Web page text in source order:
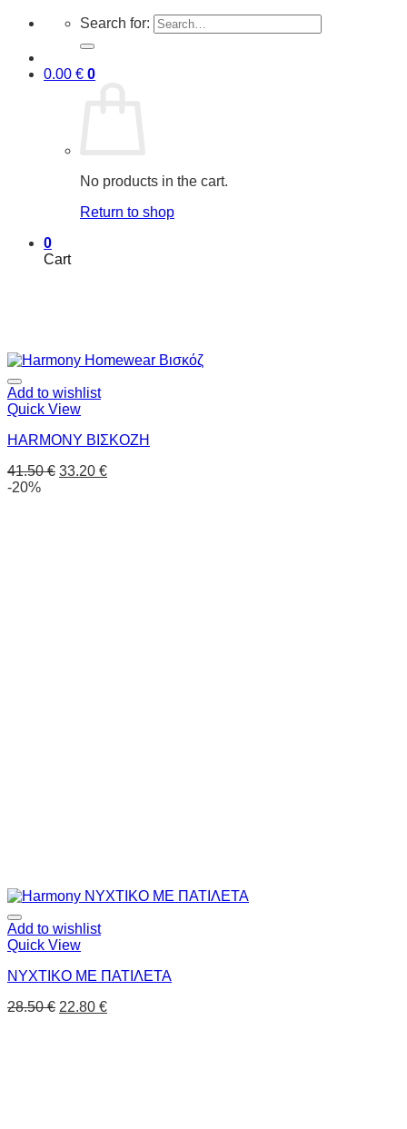
Search for:
0.00 € 0
No products in the cart.
Return to shop
0
Cart
Add to wishlist
Quick View
HARMONY ΒΙΣΚΟΖΗ
41.50€ 33.20 €
-20%
Add to wishlist
Quick View
ΝΥΧΤΙΚΟ ΜΕ ΠΑΤΙΛΕΤΑ
28.50€ 22.80 €